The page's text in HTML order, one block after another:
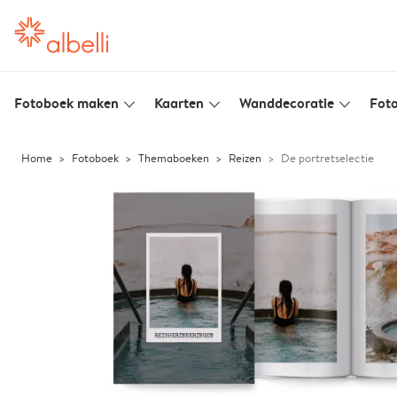
Fotoboek maken slim_arrow_down Kaarten slim_arrow_down Wanddecoratie slim_arrow_down
Home Fotoboek Themaboeken Reizen De portretselectie